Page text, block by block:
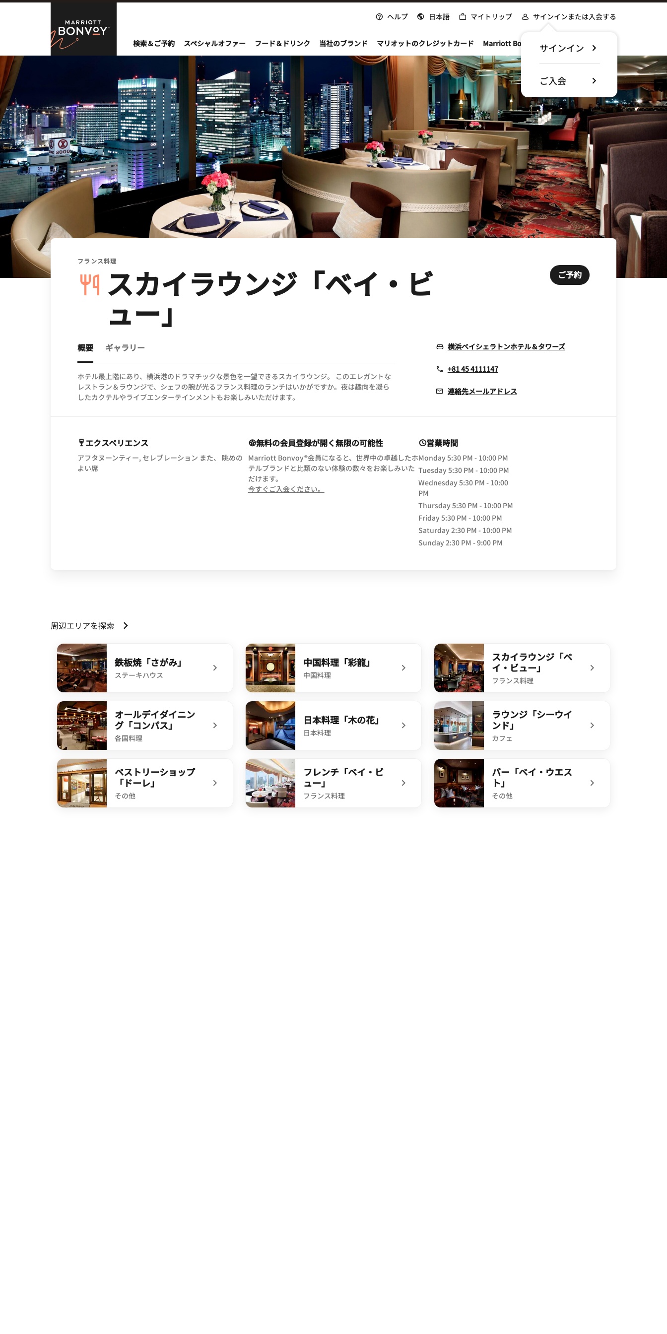
Skip to Content
Marriott Bonvoy
ヘルプ 日本語 マイトリップ サインインまたは入会する
サインイン
ご入会
検索＆ご予約 スペシャルオファー フード＆ドリンク 当社のブランド マリオットのクレジットカード Marriott Bonvoyについて
フランス料理
スカイラウンジ「ベイ・ビ
ュー」
ご予約
概要 ギャラリー
ホテル最上階にあり、横浜港のドラマチックな景色を一望できるスカイラウンジ。 このエレガントな
レストラン＆ラウンジで、シェフの腕が光るフランス料理のランチはいかがですか。夜は趣向を凝ら
したカクテルやライブエンターテインメントもお楽しみいただけます。
横浜ベイシェラトンホテル＆タワーズOpens In New Window
+81 45 4111147
連絡先メールアドレス
エクスペリエンス
アフタヌーンティー, セレブレーション また、 眺めの
よい席
無料の会員登録が開く無限の可能性
Marriott Bonvoy®会員になると、世界中の卓越したホ
テルブランドと比類のない体験の数々をお楽しみいた
だけます。
今すぐご入会ください。
営業時間
Monday5:30 PM - 10:00 PM
Tuesday5:30 PM - 10:00 PM
Wednesday5:30 PM - 10:00
PM
Thursday5:30 PM - 10:00 PM
Friday5:30 PM - 10:00 PM
Saturday2:30 PM - 10:00 PM
Sunday2:30 PM - 9:00 PM
周辺エリアを探索
鉄板焼「さがみ」
ステーキハウス
undefined 鉄板焼「さがみ」
中国料理「彩龍」
中国料理
undefined 中国料理「彩龍」
スカイラウンジ「ベ
イ・ビュー」
フランス料理
undefined スカイラウンジ「ベイ・ビュー」
オールデイダイニン
グ「コンパス」
各国料理
undefined オールデイダイニング「コンパス」
日本料理「木の花」
日本料理
undefined 日本料理「木の花」
ラウンジ「シーウイ
ンド」
カフェ
undefined ラウンジ「シーウインド」
ペストリーショップ
「ドーレ」
その他
フレンチ「ベイ・ビ
ュー」
フランス料理
バー「ベイ・ウエス
ト」
その他